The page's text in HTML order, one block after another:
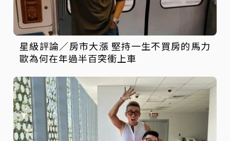
星級評論／房市大漲 堅持一生不買房的馬力
歐為何在年過半百突衝上車